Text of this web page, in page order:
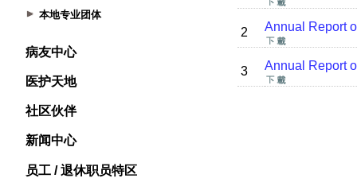
本地专业团体
病友中心
医护天地
社区伙伴
新闻中心
员工 / 退休职员特区